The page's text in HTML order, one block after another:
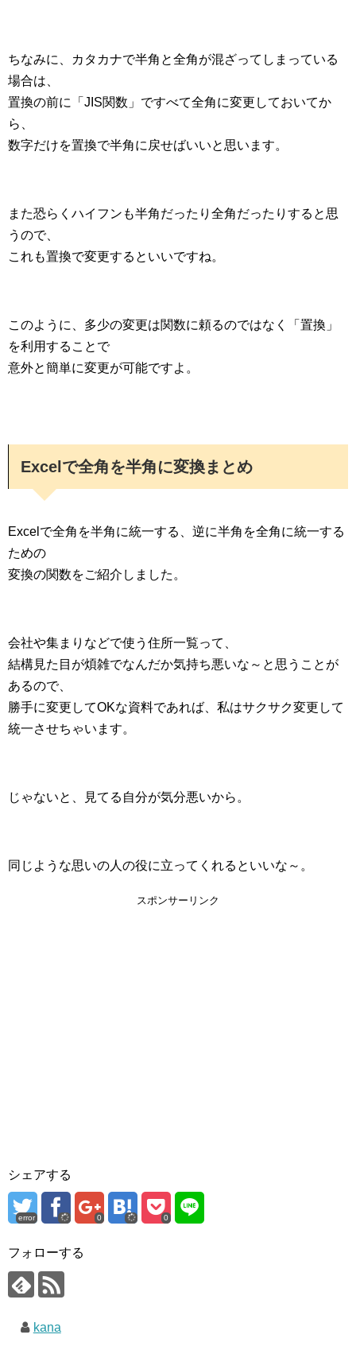
ちなみに、カタカナで半角と全角が混ざってしまっている
場合は、
置換の前に「JIS関数」ですべて全角に変更しておいてか
ら、
数字だけを置換で半角に戻せばいいと思います。
また恐らくハイフンも半角だったり全角だったりすると思
うので、
これも置換で変更するといいですね。
このように、多少の変更は関数に頼るのではなく「置換」
を利用することで
意外と簡単に変更が可能ですよ。
Excelで全角を半角に変換まとめ
Excelで全角を半角に統一する、逆に半角を全角に統一する
ための
変換の関数をご紹介しました。
会社や集まりなどで使う住所一覧って、
結構見た目が煩雑でなんだか気持ち悪いな～と思うことが
あるので、
勝手に変更してOKな資料であれば、私はサクサク変更して
統一させちゃいます。
じゃないと、見てる自分が気分悪いから。
同じような思いの人の役に立ってくれるといいな～。
スポンサーリンク
シェアする
error 0 0
フォローする
kana